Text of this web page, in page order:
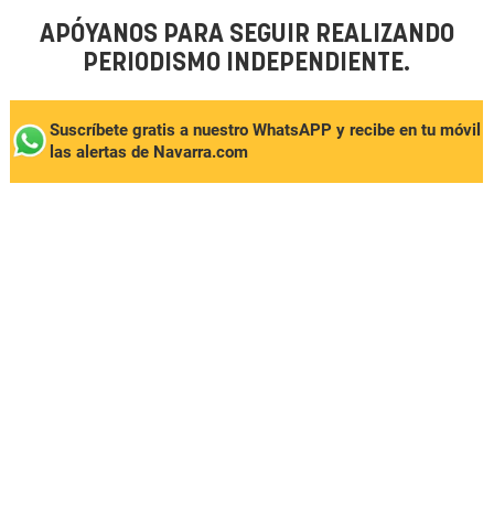
APÓYANOS PARA SEGUIR REALIZANDO
PERIODISMO INDEPENDIENTE.
Suscríbete gratis a nuestro WhatsAPP y recibe en tu móvil
las alertas de Navarra.com